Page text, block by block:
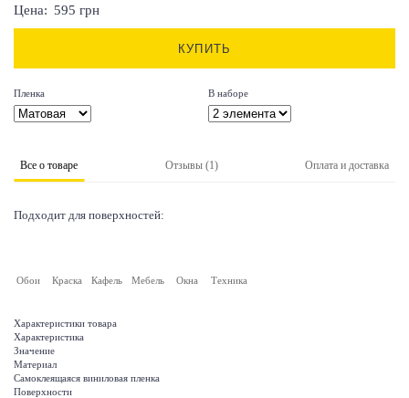
Цена: 595 грн
КУПИТЬ
Пленка В наборе
Все о товаре Отзывы (1) Оплата и доставка
Подходит для поверхностей:
Обои Краска Кафель Мебель Окна Техника
Характеристики товара
Характеристика
Значение
Материал
Самоклеящаяся виниловая пленка
Поверхности